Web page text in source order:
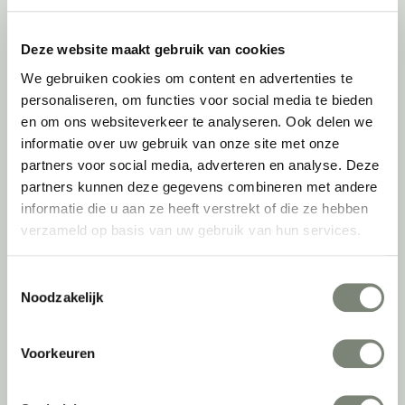
Deze website maakt gebruik van cookies
We gebruiken cookies om content en advertenties te
personaliseren, om functies voor social media te bieden
en om ons websiteverkeer te analyseren. Ook delen we
informatie over uw gebruik van onze site met onze
partners voor social media, adverteren en analyse. Deze
partners kunnen deze gegevens combineren met andere
informatie die u aan ze heeft verstrekt of die ze hebben
verzameld op basis van uw gebruik van hun services.
Noodzakelijk
Voorkeuren
Zitsta bureaus
Projectstoffering
Akoestische oplossingen
Stoelen
Elektrificatie
Deprojectinrichter